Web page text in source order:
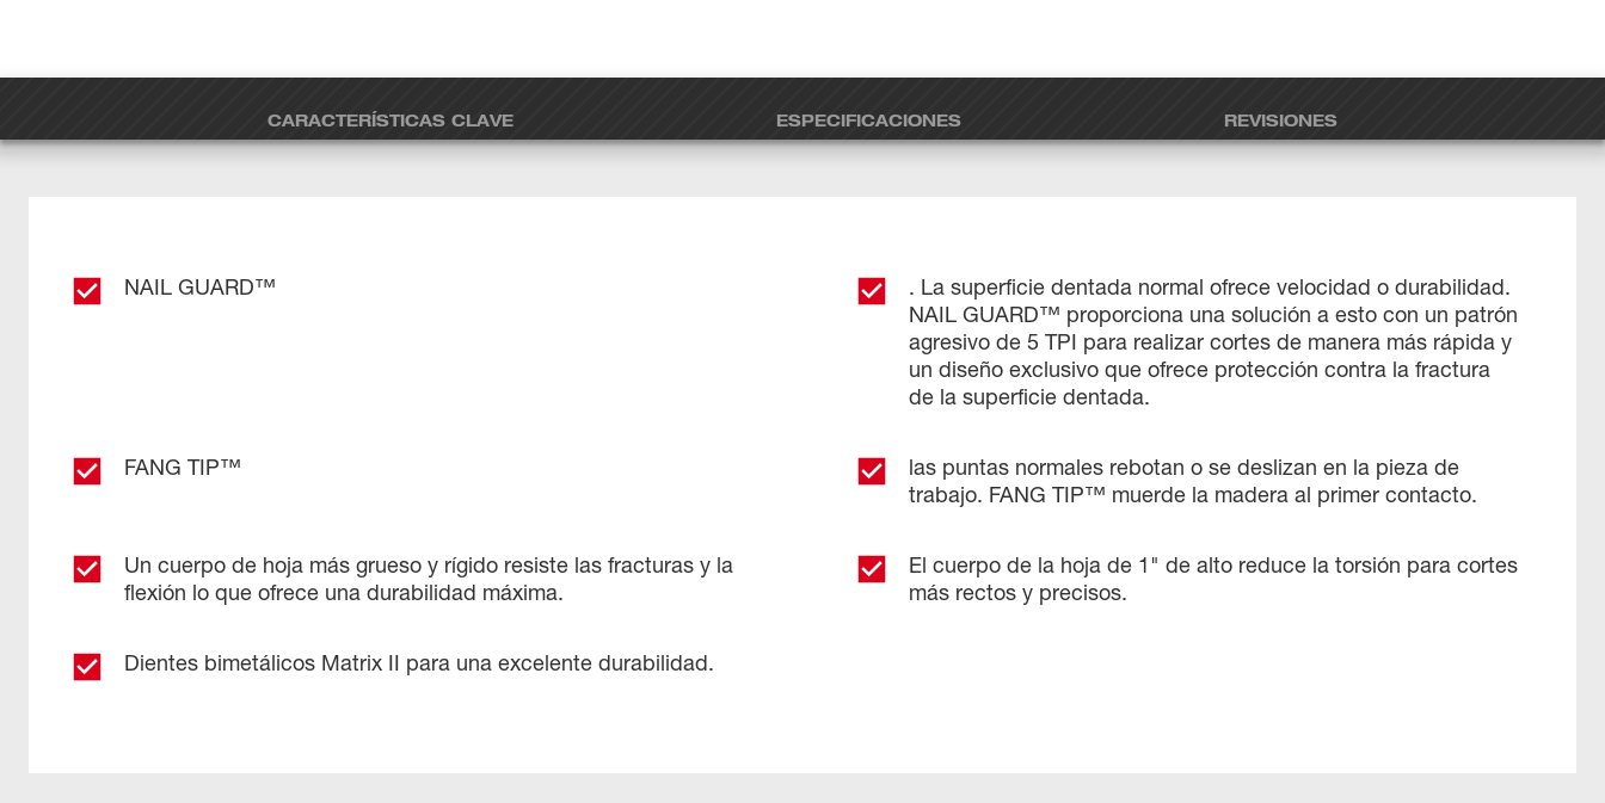
CARACTERÍSTICAS CLAVE ESPECIFICACIONES REVISIONES
NAIL GUARD™
. La superficie dentada normal ofrece velocidad o durabilidad.
NAIL GUARD™ proporciona una solución a esto con un patrón
agresivo de 5 TPI para realizar cortes de manera más rápida y
un diseño exclusivo que ofrece protección contra la fractura
de la superficie dentada.
FANG TIP™
las puntas normales rebotan o se deslizan en la pieza de
trabajo. FANG TIP™ muerde la madera al primer contacto.
Un cuerpo de hoja más grueso y rígido resiste las fracturas y la
flexión lo que ofrece una durabilidad máxima.
El cuerpo de la hoja de 1" de alto reduce la torsión para cortes
más rectos y precisos.
Dientes bimetálicos Matrix II para una excelente durabilidad.